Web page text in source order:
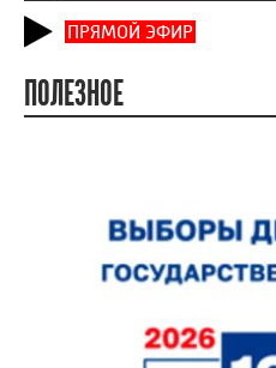
ПРЯМОЙ ЭФИР
ПОЛЕЗНОЕ